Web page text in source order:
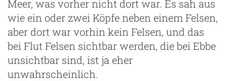
Meer, was vorher nicht dort war. Es sah aus
wie ein oder zwei Köpfe neben einem Felsen,
aber dort war vorhin kein Felsen, und das
bei Flut Felsen sichtbar werden, die bei Ebbe
unsichtbar sind, ist ja eher
unwahrscheinlich.